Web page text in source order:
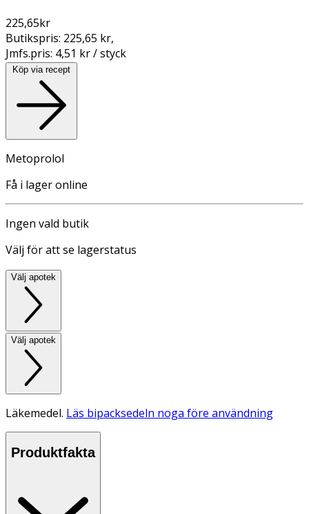
225,65kr
Butikspris: 225,65 kr,
Jmfs.pris: 4,51 kr / styck
Köp via recept
Metoprolol
Få i lager online
Ingen vald butik
Välj för att se lagerstatus
Välj apotek
Välj apotek
Läkemedel. Läs bipacksedeln noga före användning
Produktfakta